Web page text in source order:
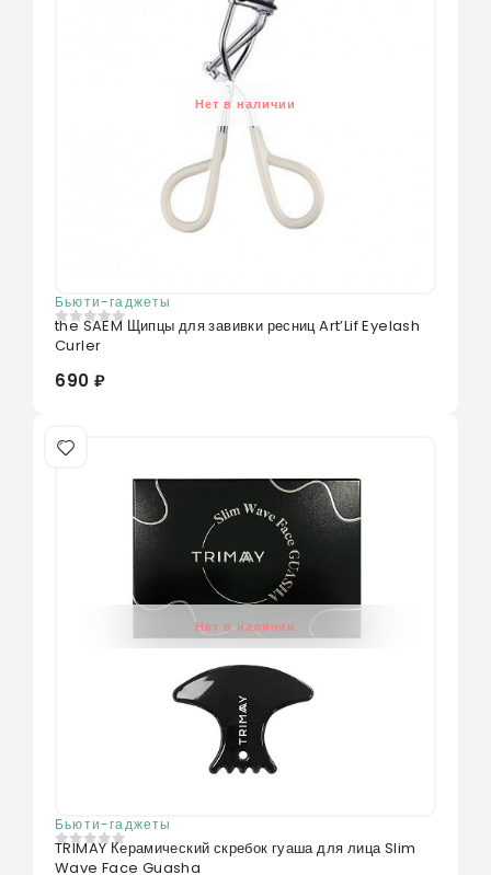
Нет в наличии
Бьюти-гаджеты
0 из 5
the SAEM Щипцы для завивки ресниц Art’Lif Eyelash
Curler
690 ₽
Нет в наличии
Бьюти-гаджеты
0из 5
TRIMAY Керамический скребок гуаша для лица Slim
Wave Face Guasha